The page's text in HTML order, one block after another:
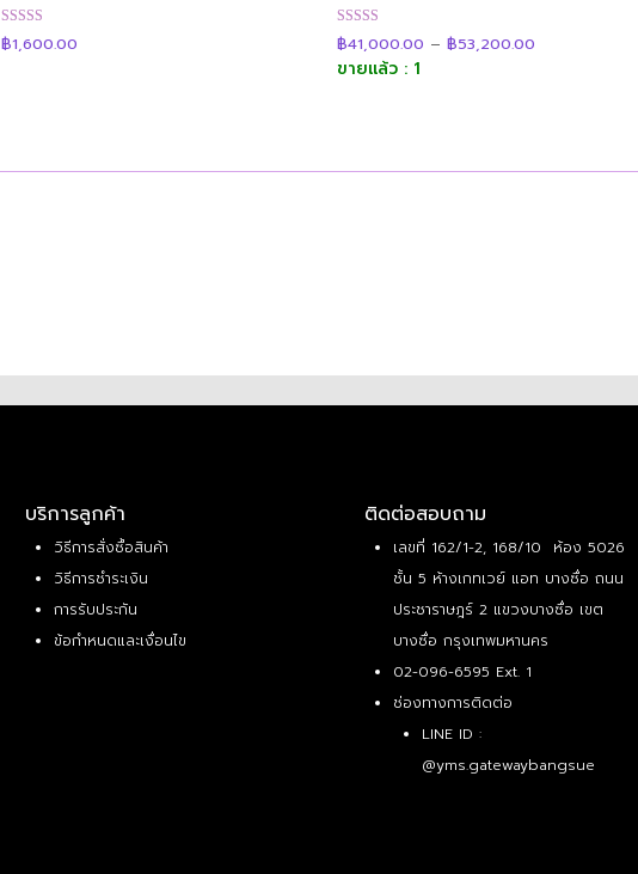
ให้คะแนน
4.90
฿1,600.00
ให้คะแนน
4.89
ตั้งแต่ 1-5
฿41,000.00 – ฿53,200.00range:
ขายแล้ว : 1
บริการลูกค้า
วิธีการสั่งซื้อสินค้า
วิธีการชำระเงิน
การรับประกัน
ข้อกำหนดและเงื่อนไข
ติดต่อสอบถาม
เลขที่ 162/1-2, 168/10 ห้อง 5026
ชั้น 5 ห้างเกทเวย์ แอท บางซื่อ ถนน
ประชาราษฎร์ 2 แขวงบางซื่อ เขต
บางซื่อ กรุงเทพมหานคร
02-096-6595 Ext. 1
ช่องทางการติดต่อ
LINE ID :
@yms.gatewaybangsue